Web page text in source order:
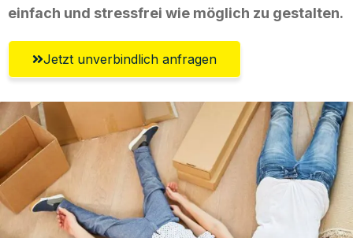
einfach und stressfrei wie möglich zu gestalten.
Jetzt unverbindlich anfragen